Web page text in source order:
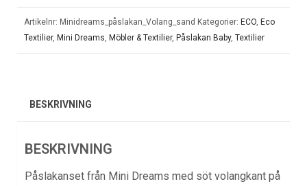
Artikelnr: Minidreams_påslakan_Volang_sand Kategorier: ECO, Eco
Textilier, Mini Dreams, Möbler & Textilier, Påslakan Baby, Textilier
BESKRIVNING
BESKRIVNING
Påslakanset från Mini Dreams med söt volangkant på